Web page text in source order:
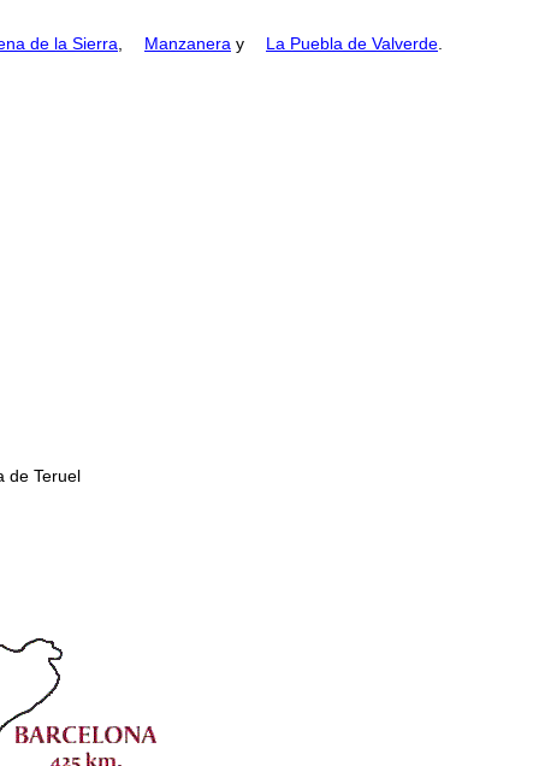
de la Sierra Manzanera y La Puebla de Valverde
de Teruel